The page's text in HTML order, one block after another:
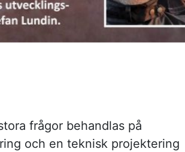
frågor behandlas på
och en teknisk projektering